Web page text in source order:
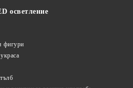
осветление
фигури